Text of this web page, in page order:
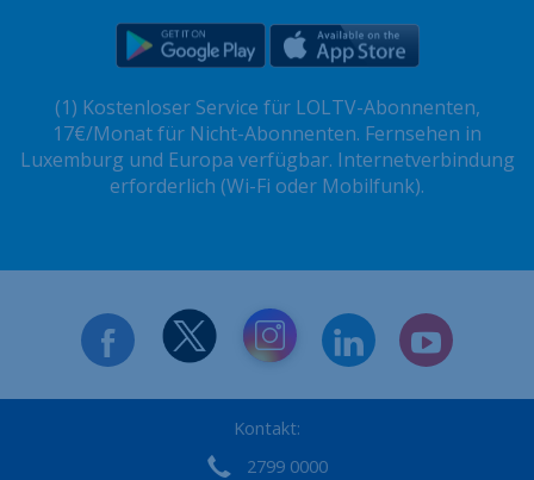
(1) Kostenloser Service für LOLTV-Abonnenten,
17€/Monat für Nicht-Abonnenten. Fernsehen in
Luxemburg und Europa verfügbar. Internetverbindung
erforderlich (Wi-Fi oder Mobilfunk).
Kontakt:
2799 0000